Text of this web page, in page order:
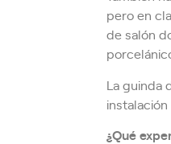
pero en
de salón
La guinda
¿Qué